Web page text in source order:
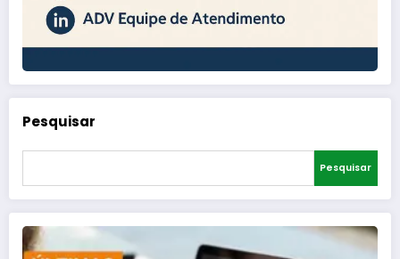
Pesquisar
Pesquisar